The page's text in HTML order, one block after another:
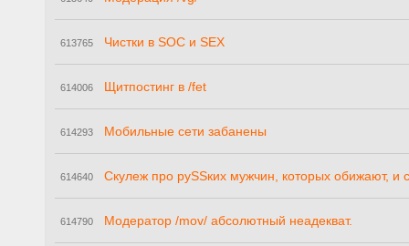
613765 Чистки в SOC и SEX
614006 Щитпостинг в /fet
614293 Мобильные сети забанены
614640 Скулеж про руSSких мужчин, которых обижают, и
614790 Модератор /mov/ абсолютный неадекват.